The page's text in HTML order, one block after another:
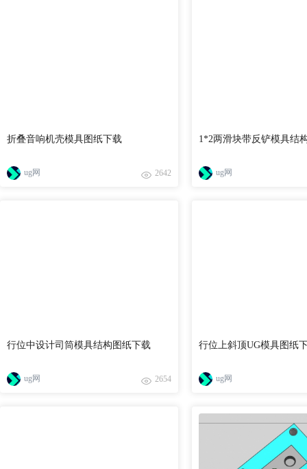
折叠音响机壳模具图纸下载
ug网 2642
1*2两滑块带反铲模具结
ug网
行位中设计司筒模具结构图纸下载
ug网 2654
行位上斜顶UG模具图纸
ug网